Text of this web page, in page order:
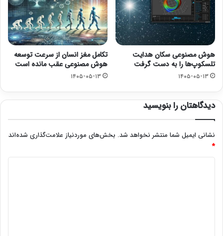
هوش مصنوعی سکان هدایت
تلسکوپ‌ها را به دست گرفت
۱۴۰۵-۰۵-۱۳
تکامل مغز انسان از سرعت توسعه
هوش مصنوعی عقب مانده است
۱۴۰۵-۰۵-۱۳
دیدگاهتان را بنویسید
نشانی ایمیل شما منتشر نخواهد شد. بخش‌های موردنیاز علامت‌گذاری شده‌اند
*